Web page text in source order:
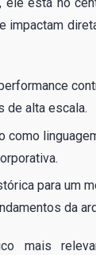
ele está no
impactam
de alta escala.
como
para um
da
mais